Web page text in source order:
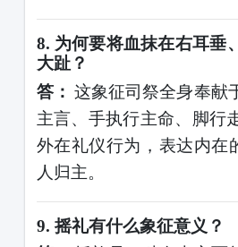
8. 为何要将血抹在右耳垂
大趾？
答： 这象征司祭全身奉献
主言、手执行主命、脚行
外在礼仪行为，表达内在
人归主。
9. 摇礼有什么象征意义？